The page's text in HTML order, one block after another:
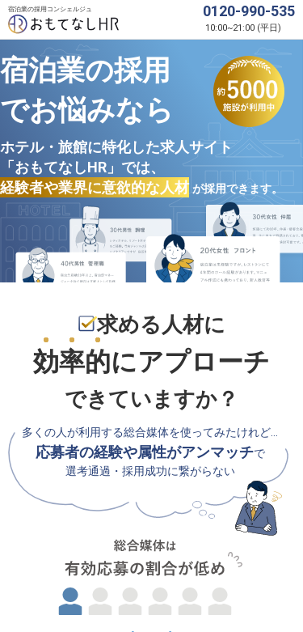
宿泊業の採用コンシェルジュ 0120-990-535
10:00~21:00 (平日)
宿泊業の採用
でお悩みなら
ホテル・旅館に特化した求人サイト
「おもてなしHR」では、
経験者や業界に意欲的な人材 が採用できます。
求める人材に
効率的にアプローチ
できていますか？
多くの人が利用する総合媒体を使ってみたけれど…
応募者の経験や属性がアンマッチで
選考通過・採用成功に繋がらない